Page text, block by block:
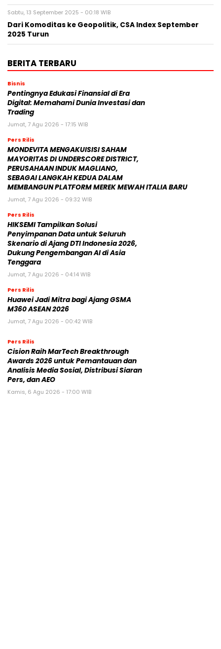
Sabtu, 13 September 2025 - 00:18 WIB
Dari Komoditas ke Geopolitik, CSA Index September
2025 Turun
BERITA TERBARU
Bisnis
Pentingnya Edukasi Finansial di Era
Digital: Memahami Dunia Investasi dan
Trading
Jumat, 7 Agu 2026 - 17:15 WIB
Pers Rilis
MONDEVITA MENGAKUISISI SAHAM
MAYORITAS DI UNDERSCORE DISTRICT,
PERUSAHAAN INDUK MAGLIANO,
SEBAGAI LANGKAH KEDUA DALAM
MEMBANGUN PLATFORM MEREK MEWAH ITALIA BARU
Jumat, 7 Agu 2026 - 09:32 WIB
Pers Rilis
HIKSEMI Tampilkan Solusi
Penyimpanan Data untuk Seluruh
Skenario di Ajang DTI Indonesia 2026,
Dukung Pengembangan AI di Asia
Tenggara
Jumat, 7 Agu 2026 - 04:14 WIB
Pers Rilis
Huawei Jadi Mitra bagi Ajang GSMA
M360 ASEAN 2026
Jumat, 7 Agu 2026 - 00:42 WIB
Pers Rilis
Cision Raih MarTech Breakthrough
Awards 2026 untuk Pemantauan dan
Analisis Media Sosial, Distribusi Siaran
Pers, dan AEO
Kamis, 6 Agu 2026 - 17:00 WIB